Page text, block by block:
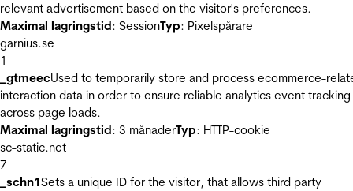
relevant advertisement based on the visitor's preferences.
Maximal lagringstid: SessionTyp: Pixelspårare
garnius.se
1
_gtmeecUsed to temporarily store and process ecommerce-
interaction data in order to ensure reliable analytics event tracking
across page loads.
Maximal lagringstid: 3 månaderTyp: HTTP-cookie
sc-static.net
7
_schn1Sets a unique ID for the visitor, that allows third party